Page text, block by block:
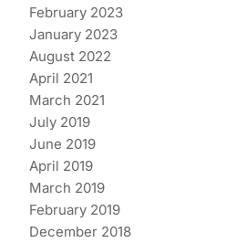
February 2023
January 2023
August 2022
April 2021
March 2021
July 2019
June 2019
April 2019
March 2019
February 2019
December 2018